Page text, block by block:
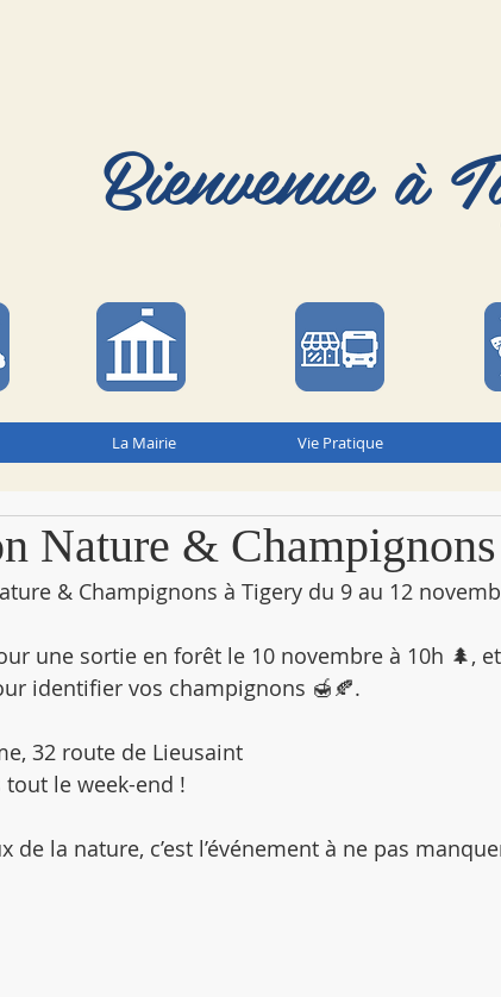
Bienvenue à
La Mairie Vie Pratique
Nature & Champignons
& Champignons à Tigery du 9 au 12
une sortie en forêt le 10 novembre à 10h 🌲,
identifier vos champignons 🍯🍂.
32 route de Lieusaint
le week-end !
de la nature, c’est l’événement à ne pas